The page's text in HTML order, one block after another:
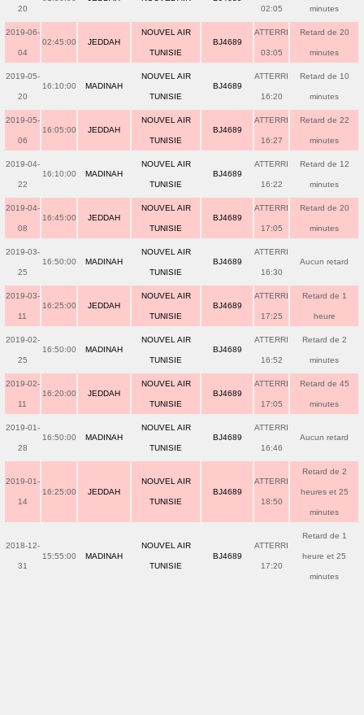
20 02:05 minutes
2019-06-
04
02:45:00 JEDDAH
NOUVEL AIR
TUNISIE
BJ4689
ATTERRI
03:05
Retard de 20
minutes
2019-05-
20
16:10:00 MADINAH
NOUVEL AIR
TUNISIE
BJ4689
ATTERRI
16:20
Retard de 10
minutes
2019-05-
06
16:05:00 JEDDAH
NOUVEL AIR
TUNISIE
BJ4689
ATTERRI
16:27
Retard de 22
minutes
2019-04-
22
16:10:00 MADINAH
NOUVEL AIR
TUNISIE
BJ4689
ATTERRI
16:22
Retard de 12
minutes
2019-04-
08
16:45:00 JEDDAH
NOUVEL AIR
TUNISIE
BJ4689
ATTERRI
17:05
Retard de 20
minutes
2019-03-
25
16:50:00 MADINAH
NOUVEL AIR
TUNISIE
BJ4689
ATTERRI
16:30
Aucun retard
2019-03-
11
16:25:00 JEDDAH
NOUVEL AIR
TUNISIE
BJ4689
ATTERRI
17:25
Retard de 1
heure
2019-02-
25
16:50:00 MADINAH
NOUVEL AIR
TUNISIE
BJ4689
ATTERRI
16:52
Retard de 2
minutes
2019-02-
11
16:20:00 JEDDAH
NOUVEL AIR
TUNISIE
BJ4689
ATTERRI
17:05
Retard de 45
minutes
2019-01-
28
16:50:00 MADINAH
NOUVEL AIR
TUNISIE
BJ4689
ATTERRI
16:46
Aucun retard
2019-01-
14
16:25:00 JEDDAH
NOUVEL AIR
TUNISIE
BJ4689
ATTERRI
18:50
Retard de 2
heures et 25
minutes
2018-12-
31
15:55:00 MADINAH
NOUVEL AIR
TUNISIE
BJ4689
ATTERRI
17:20
Retard de 1
heure et 25
minutes